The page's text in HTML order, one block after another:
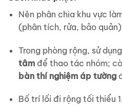
Nên phân chia khu vực
(phân tích, rửa, bảo
Trong phòng rộng, sử dụng
tâmđể thao tác nhóm;
bàn thí nghiệm áp tường
Bố trí lối đi rộng tối thiểu